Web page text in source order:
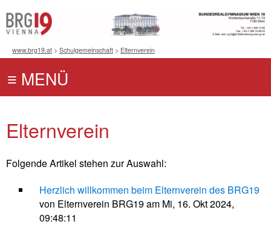
www.brg19.at > Schulgemeinschaft > Elternverein
Elternverein
Folgende Artikel stehen zur Auswahl:
Herzlich willkommen beim Elternverein des BRG19
von Elternverein BRG19 am Mi, 16. Okt 2024,
09:48:11